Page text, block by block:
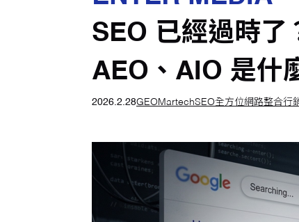
SEO 已經過時了
AEO、AIO 是什
2026.2.28GEOMartechSEO全方位網路整合行